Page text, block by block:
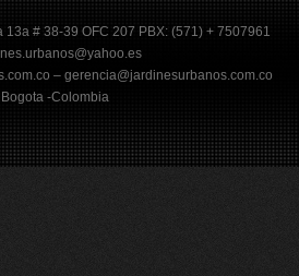
# 38-39 OFC 207 PBX: (571) + 7507961
– gerencia@jardinesurbanos.com.co
Bogota -Colombia